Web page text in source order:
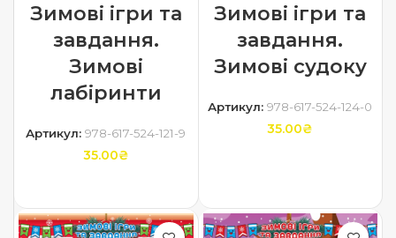
Зимові ігри та
завдання.
Зимові
лабіринти
Артикул:978-617-524-121-9
35.00₴
Зимові ігри та
завдання.
Зимові судоку
Артикул:978-617-524-124-0
35.00₴